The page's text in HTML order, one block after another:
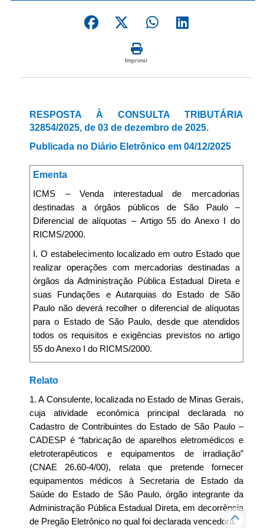
Imprimir
RESPOSTA À CONSULTA TRIBUTÁRIA
32854/2025, de 03 de dezembro de 2025.
Publicada no Diário Eletrônico em 04/12/2025
Ementa
ICMS – Venda interestadual de mercadorias
destinadas a órgãos públicos de São Paulo –
Diferencial de alíquotas – Artigo 55 do Anexo I do
RICMS/2000.
I. O estabelecimento localizado em outro Estado que
realizar operações com mercadorias destinadas a
órgãos da Administração Pública Estadual Direta e
suas Fundações e Autarquias do Estado de São
Paulo não deverá recolher o diferencial de alíquotas
para o Estado de São Paulo, desde que atendidos
todos os requisitos e exigências previstos no artigo
55 do Anexo I do RICMS/2000.
Relato
1. A Consulente, localizada no Estado de Minas Gerais,
cuja atividade econômica principal declarada no
Cadastro de Contribuintes do Estado de São Paulo –
CADESP é “fabricação de aparelhos eletromédicos e
eletroterapêuticos e equipamentos de irradiação”
(CNAE 26.60-4/00), relata que pretende fornecer
equipamentos médicos à Secretaria de Estado da
Saúde do Estado de São Paulo, órgão integrante da
Administração Pública Estadual Direta, em decorrência
de Pregão Eletrônico no qual foi declarada vencedora.